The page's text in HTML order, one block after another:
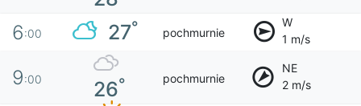
6:00 27° pochmurnie
W
1 m/s
9:00 26° pochmurnie
NE
2 m/s